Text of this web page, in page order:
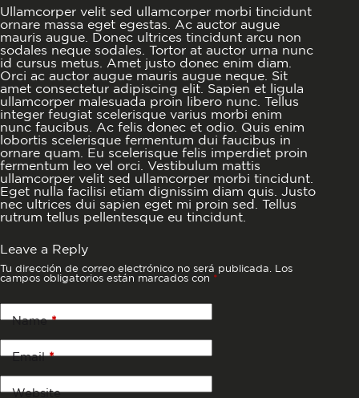
Ullamcorper velit sed ullamcorper morbi tincidunt
ornare massa eget egestas. Ac auctor augue
mauris augue. Donec ultrices tincidunt arcu non
sodales neque sodales. Tortor at auctor urna nunc
id cursus metus. Amet justo donec enim diam.
Orci ac auctor augue mauris augue neque. Sit
amet consectetur adipiscing elit. Sapien et ligula
ullamcorper malesuada proin libero nunc. Tellus
integer feugiat scelerisque varius morbi enim
nunc faucibus. Ac felis donec et odio. Quis enim
lobortis scelerisque fermentum dui faucibus in
ornare quam. Eu scelerisque felis imperdiet proin
fermentum leo vel orci. Vestibulum mattis
ullamcorper velit sed ullamcorper morbi tincidunt.
Eget nulla facilisi etiam dignissim diam quis. Justo
nec ultrices dui sapien eget mi proin sed. Tellus
rutrum tellus pellentesque eu tincidunt.
Leave a Reply
Tu dirección de correo electrónico no será publicada.
Los
campos obligatorios están marcados con *
Name*
Email*
Website